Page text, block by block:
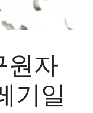
원자
기일